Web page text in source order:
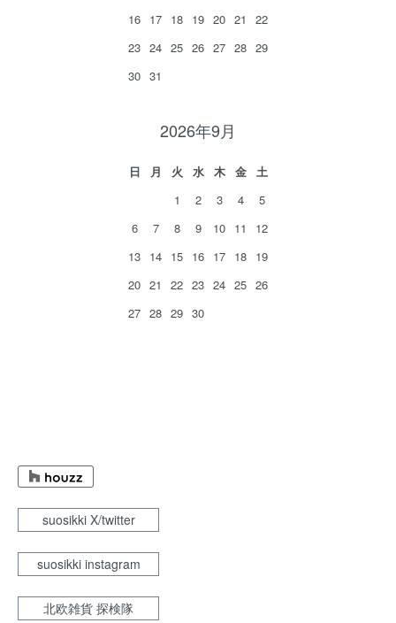
16 17 18 19 20 21
22
23 24 25 26 27 28 29
30 31
2026年9月
日 月 火 水 木 金
土
1
2 3 4
5
6
7 8 9 10 11
12
13 14 15 16 17 18 19
20 21 22 23 24 25 26
27 28 29 30
suosikki X/twitter
suosikki instagram
北欧雑貨 探検隊